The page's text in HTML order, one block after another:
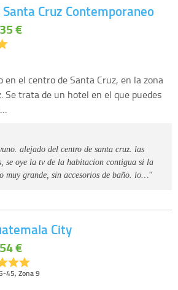
Cruz Contemporaneo
35 €
el centro de Santa Cruz, en la zona
Se trata de un hotel en el que puedes
alejado del centro de santa cruz. las
se oye la tv de la habitacion contigua si la
muy grande, sin accesorios de baño. lo…"
City
45, Zona 9
54 €